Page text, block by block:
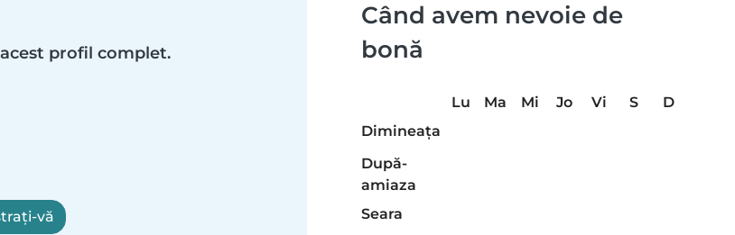
profil complet.
vă
Când avem nevoie de
bonă
Lu Ma Mi Jo Vi S
D
Dimineaţa
După-
amiaza
Seara